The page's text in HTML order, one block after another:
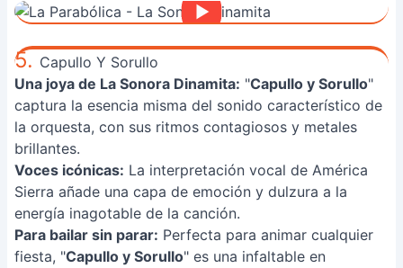
5. Capullo Y Sorullo
Una joya de La Sonora Dinamita: "Capullo y Sorullo"
captura la esencia misma del sonido característico de
la orquesta, con sus ritmos contagiosos y metales
brillantes.
Voces icónicas: La interpretación vocal de América
Sierra añade una capa de emoción y dulzura a la
energía inagotable de la canción.
Para bailar sin parar: Perfecta para animar cualquier
fiesta, "Capullo y Sorullo" es una infaltable en